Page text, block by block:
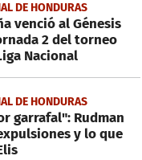
DE HONDURAS
venció al Génesis
2 del torneo
Nacional
DE HONDURAS
garrafal": Rudman
y lo que